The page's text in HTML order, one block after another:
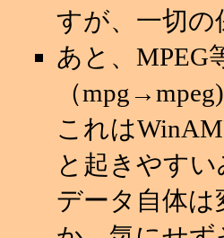
すが、一切
あと、MPEG
（
これは
と起きやすい
データ自体